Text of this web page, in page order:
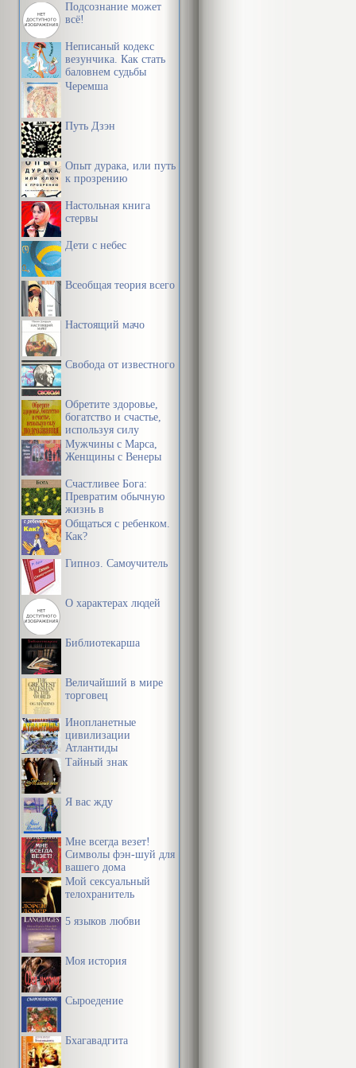
Подсознание может
всё!
Неписаный кодекс
везунчика. Как стать
баловнем судьбы
Черемша
Путь Дзэн
Опыт дурака, или путь
к прозрению
Настольная книга
стервы
Дети с небес
Всеобщая теория всего
Настоящий мачо
Свобода от известного
Обретите здоровье,
богатство и счастье,
используя силу
подсознания
Мужчины с Марса,
Женщины с Венеры
Счастливее Бога:
Превратим обычную
жизнь в
необыкновенное
приключение
Общаться с ребенком.
Как?
Гипноз. Самоучитель
О характерах людей
Библиотекарша
Величайший в мире
торговец
Инопланетные
цивилизации
Атлантиды
Тайный знак
Я вас жду
Мне всегда везет!
Символы фэн-шуй для
вашего дома
Мой сексуальный
телохранитель
5 языков любви
Моя история
Сыроедение
Бхагавадгита